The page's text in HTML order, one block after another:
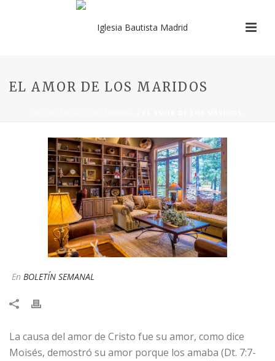
EL AMOR DE LOS MARIDOS
En BOLETÍN SEMANAL
La causa del amor de Cristo fue su amor, como dice
Moisés, demostró su amor porque los amaba (Dt. 7:7-